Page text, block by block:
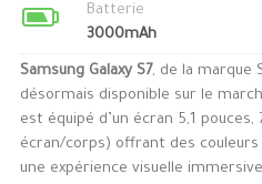
Batterie
3000mAh
Samsung Galaxy S7, de la marque
désormais disponible sur le
est équipé d’un écran 5,1 pouces,
écran/corps) offrant des
une expérience visuelle